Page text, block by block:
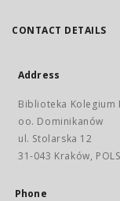
CONTACT DETAILS
Address
Biblioteka Kolegium
oo. Dominikanów
ul. Stolarska 12
31-043 Kraków,
Phone